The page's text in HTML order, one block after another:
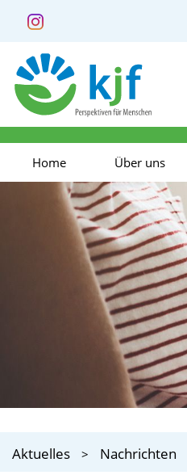
Home Über uns
Aktuelles Nachrichten